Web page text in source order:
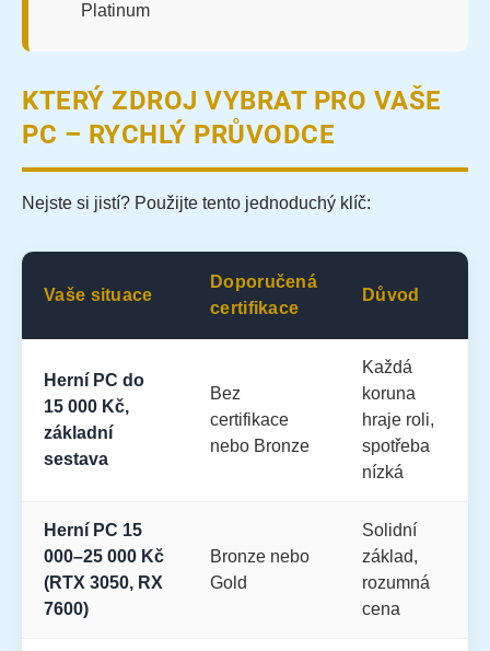
Platinum
KTERÝ ZDROJ VYBRAT PRO VAŠE
PC – RYCHLÝ PRŮVODCE
Nejste si jistí? Použijte tento jednoduchý klíč:
Vaše situace
Doporučená
certifikace
Důvod
Herní PC do
15 000 Kč,
základní
sestava
Bez
certifikace
nebo Bronze
Každá
koruna
hraje roli,
spotřeba
nízká
Herní PC 15
000–25 000 Kč
(RTX 3050, RX
7600)
Bronze nebo
Gold
Solidní
základ,
rozumná
cena